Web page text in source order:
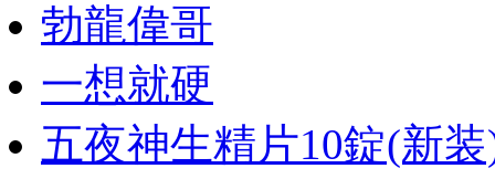
勃龍偉哥
一想就硬
五夜神生精片10錠(新